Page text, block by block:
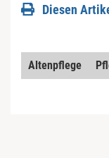
Diesen
Altenpflege